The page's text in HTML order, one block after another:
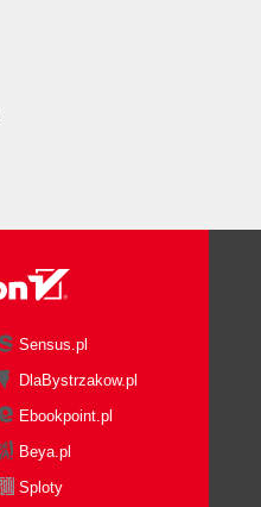
Sensus.pl
DlaBystrzakow.pl
Ebookpoint.pl
Beya.pl
Sploty